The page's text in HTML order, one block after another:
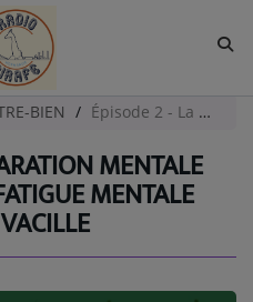
BIEN Épisode 2 - La préparation mentale : Pression, doute, fatigue mentale : quand le mental vacille
MENTALE
MENTALE